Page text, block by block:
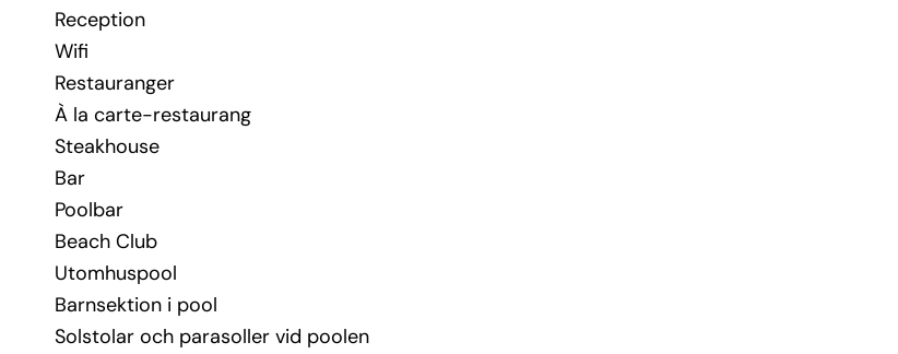
Reception
Wifi
Restauranger
À la carte-restaurang
Steakhouse
Bar
Poolbar
Beach Club
Utomhuspool
Barnsektion i pool
Solstolar och parasoller vid poolen